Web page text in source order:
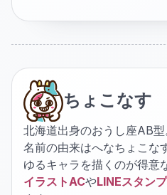
ちょこなす
北海道出身のおうし座AB型
名前の由来はへなちょこな
ゆるキャラを描くのが得意
イラストACやLINEスタンプ